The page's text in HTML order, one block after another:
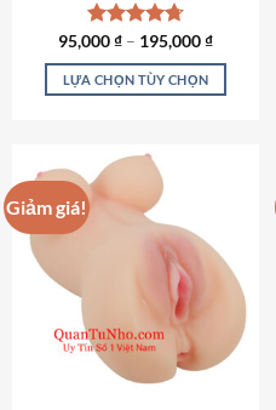
Được xếp
hạng4.70
5 sao
95,000₫ – 195,000₫
LỰA CHỌN TÙY CHỌN
này
nhiều
biến
thể.
chọn
thể
Giảm giá!